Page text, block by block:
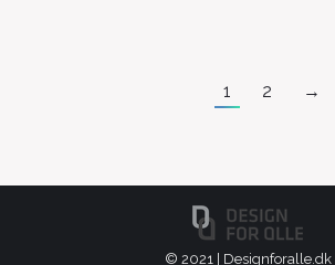
1 2 →
© 2021 | Designforalle.dk